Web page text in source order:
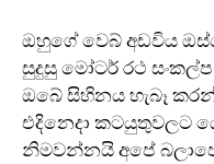
ඔහුගේ වෙබ් අඩවිය
සුදුසු මෝටර් රථ
ඔබේ සිහිනය හැබෑ
එදිනෙදා කටයුතුවලට
නිමවන්නයි අපේ